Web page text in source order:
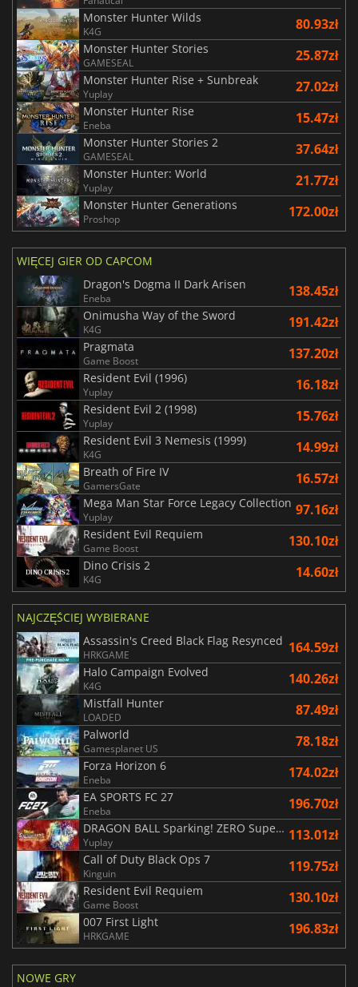
Monster Hunter Wilds
K4G 80.93zł
Monster Hunter Stories
GAMESEAL 25.87zł
Monster Hunter Rise + Sunbreak
Yuplay 27.02zł
Monster Hunter Rise
Eneba 15.47zł
Monster Hunter Stories 2
GAMESEAL 37.64zł
Monster Hunter: World
Yuplay 21.77zł
Monster Hunter Generations
Proshop 172.00zł
WIĘCEJ GIER OD CAPCOM
Dragon's Dogma II Dark Arisen
Eneba 138.45zł
Onimusha Way of the Sword
K4G 191.42zł
Pragmata
Game Boost 137.20zł
Resident Evil (1996)
Yuplay 16.18zł
Resident Evil 2 (1998)
Yuplay 15.76zł
Resident Evil 3 Nemesis (1999)
K4G 14.99zł
Breath of Fire IV
GamersGate 16.57zł
Mega Man Star Force Legacy Collection
Yuplay 97.16zł
Resident Evil Requiem
Game Boost 130.10zł
Dino Crisis 2
K4G 14.60zł
NAJCZĘŚCIEJ WYBIERANE
Assassin's Creed Black Flag Resynced
HRKGAME 164.59zł
Halo Campaign Evolved
K4G 140.26zł
Mistfall Hunter
LOADED 87.49zł
Palworld
Gamesplanet US 78.18zł
Forza Horizon 6
Eneba 174.02zł
EA SPORTS FC 27
Eneba 196.70zł
DRAGON BALL Sparking! ZERO Super Limit Breaking NEO
Yuplay 113.01zł
Call of Duty Black Ops 7
Kinguin 119.75zł
Resident Evil Requiem
Game Boost 130.10zł
007 First Light
HRKGAME 196.83zł
NOWE GRY